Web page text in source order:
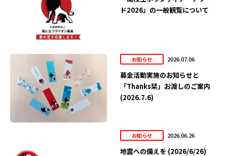
ド2026」の一般観覧について
お知らせ 2026.07.06
募金活動実施のお知らせと
「Thanks栞」お渡しのご案内
(2026.7.6)
お知らせ 2026.06.26
地震への備えを (2026/6/26)